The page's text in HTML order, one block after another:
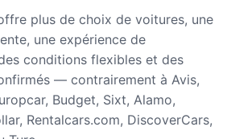
plus de choix de voitures, une
une expérience de
conditions flexibles et des
— contrairement à Avis,
Budget, Sixt, Alamo,
Rentalcars.com, DiscoverCars,